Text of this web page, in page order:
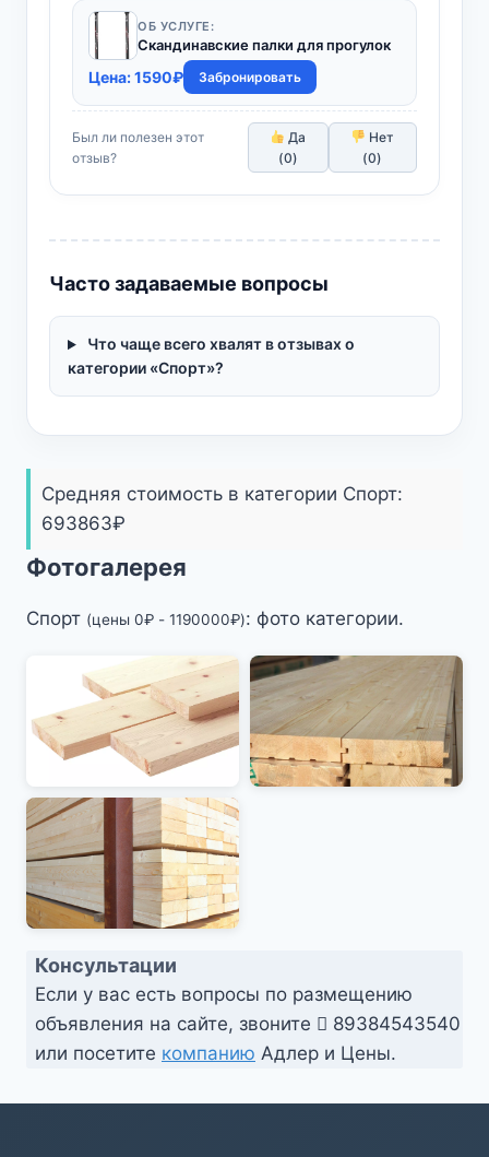
ОБ УСЛУГЕ:
Скандинавские палки для прогулок
Цена:1590₽ Забронировать
Был ли полезен этот
отзыв?
Да
(0)
Нет
(0)
Часто задаваемые вопросы
Что чаще всего хвалят в отзывах о
категории «Спорт»?
Средняя стоимость в категории Спорт:
693863₽
Фотогалерея
Спорт (цены 0₽ - 1190000₽): фото категории.
Консультации
Если у вас есть вопросы по размещению
объявления на сайте, звоните
89384543540
или посетите компанию Адлер и Цены.